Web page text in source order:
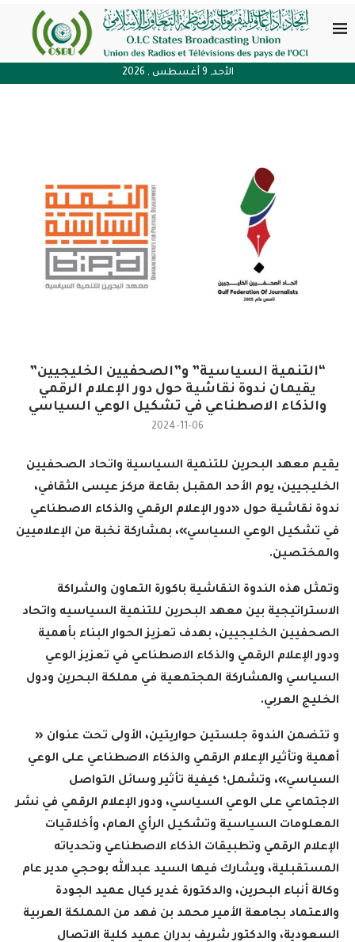
الأحد, 9 أغسطس , 2026
“التنمية السياسية” و”الصحفيين الخليجيين”
يقيمان ندوة نقاشية حول دور الإعلام الرقمي
والذكاء الاصطناعي في تشكيل الوعي السياسي
2024-11-06
يقيم معهد البحرين للتنمية السياسية واتحاد الصحفيين
الخليجيين، يوم الأحد المقبل بقاعة مركز عيسى الثقافي،
ندوة نقاشية حول «دور الإعلام الرقمي والذكاء الاصطناعي
في تشكيل الوعي السياسي»، بمشاركة نخبة من الإعلاميين
والمختصين.
وتمثل هذه الندوة النقاشية باكورة التعاون والشراكة
الاستراتيجية بين معهد البحرين للتنمية السياسيه واتحاد
الصحفيين الخليجيين، بهدف تعزيز الحوار البناء بأهمية
ودور الإعلام الرقمي والذكاء الاصطناعي في تعزيز الوعي
السياسي والمشاركة المجتمعية في مملكة البحرين ودول
الخليج العربي.
و تتضمن الندوة جلستين حواريتين، الأولى تحت عنوان «
أهمية وتأثير الإعلام الرقمي والذكاء الاصطناعي على الوعي
السياسي»، وتشمل؛ كيفية تأثير وسائل التواصل
الاجتماعي على الوعي السياسي، ودور الإعلام الرقمي في نشر
المعلومات السياسية وتشكيل الرأي العام، وأخلاقيات
الإعلام الرقمي وتطبيقات الذكاء الاصطناعي وتحدياته
المستقبلية، ويشارك فيها السيد عبدالله بوحجي مدير عام
وكالة أنباء البحرين، والدكتورة غدير كيال عميد الجودة
والاعتماد بجامعة الأمير محمد بن فهد من المملكة العربية
السعودية، والدكتور شريف بدران عميد كلية الاتصال